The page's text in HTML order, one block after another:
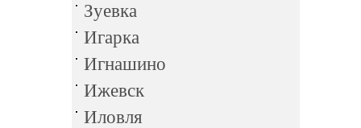
Зуевка
Игарка
Игнашино
Ижевск
Иловля